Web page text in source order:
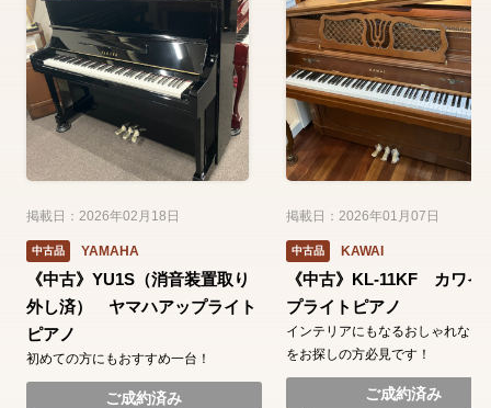
掲載日：2026年02月18日
中古品 YAMAHA
《中古》YU1S（消音装置取り
外し済） ヤマハアップライト
ピアノ
初めての方にもおすすめ一台！
ご成約済み
掲載日：2026年01月07日
中古品 KAWAI
《中古》KL-11KF カワイ
プライトピアノ
インテリアにもなるおしゃれなピ
をお探しの方必見です！
ご成約済み